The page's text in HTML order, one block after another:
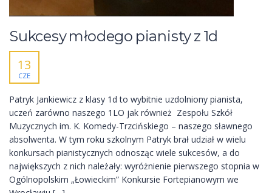
Sukcesy młodego pianisty z 1d
13
CZE
Patryk Jankiewicz z klasy 1d to wybitnie uzdolniony pianista,
uczeń zarówno naszego 1LO jak również Zespołu Szkół
Muzycznych im. K. Komedy-Trzcińskiego – naszego sławnego
absolwenta. W tym roku szkolnym Patryk brał udział w wielu
konkursach pianistycznych odnosząc wiele sukcesów, a do
największych z nich należały: wyróżnienie pierwszego stopnia w
Ogólnopolskim „Łowieckim” Konkursie Fortepianowym we